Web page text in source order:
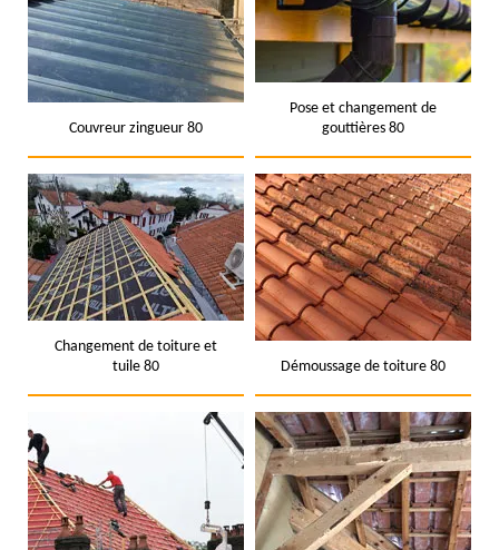
Couvreur zingueur 80
Pose et changement de
gouttières 80
Changement de toiture et
tuile 80
Démoussage de toiture 80